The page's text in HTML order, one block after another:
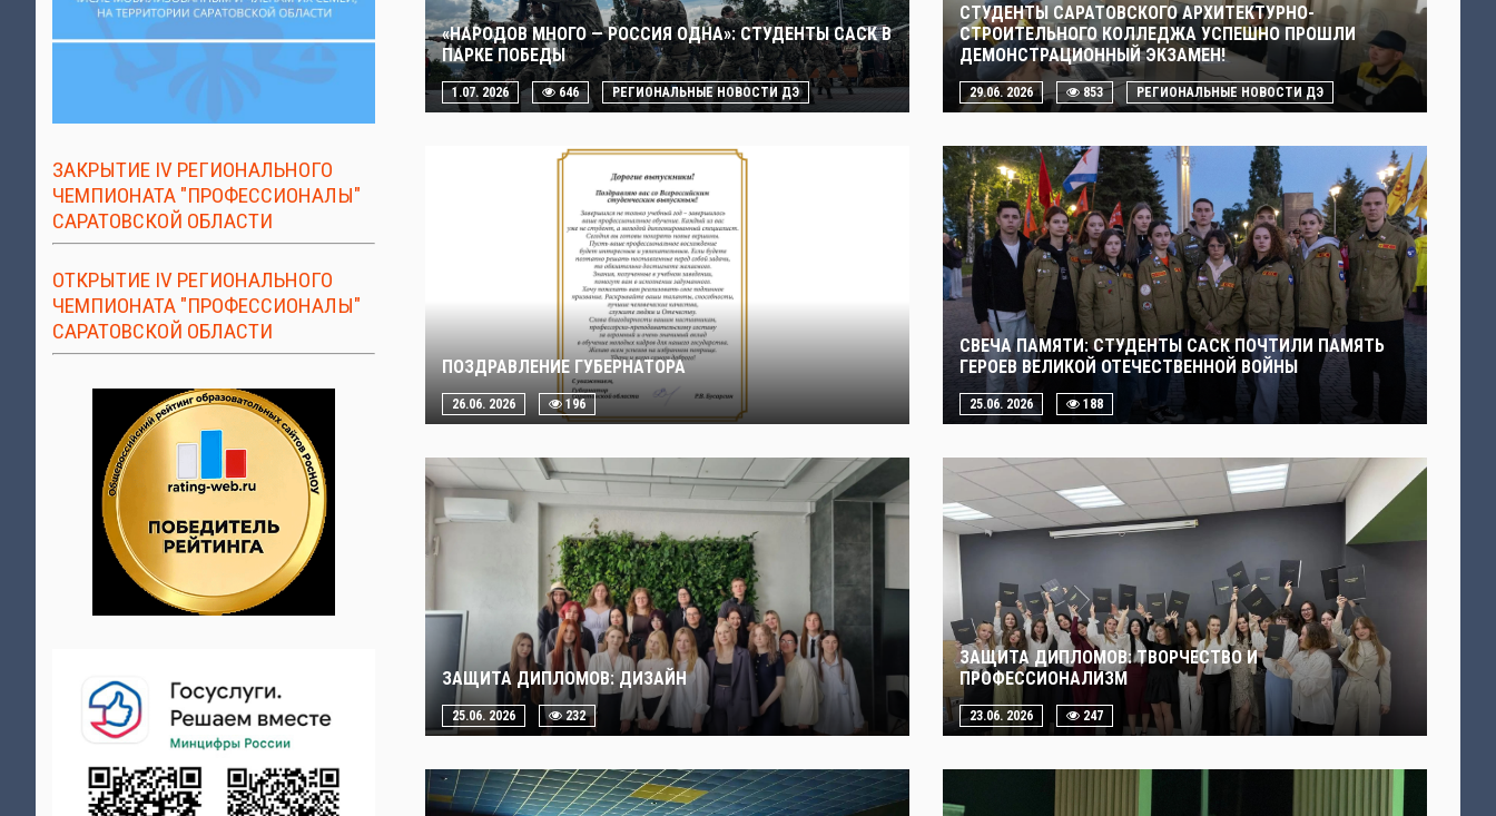
ЗАКРЫТИЕ IV РЕГИОНАЛЬНОГО
ЧЕМПИОНАТА "ПРОФЕССИОНАЛЫ"
САРАТОВСКОЙ ОБЛАСТИ
ОТКРЫТИЕ IV РЕГИОНАЛЬНОГО
ЧЕМПИОНАТА "ПРОФЕССИОНАЛЫ"
САРАТОВСКОЙ ОБЛАСТИ
«НАРОДОВ МНОГО — РОССИЯ ОДНА»: СТУДЕНТЫ САСК В
ПАРКЕ ПОБЕДЫ
1.07. 2026 646 РЕГИОНАЛЬНЫЕ НОВОСТИ ДЭ
СТУДЕНТЫ САРАТОВСКОГО АРХИТЕКТУРНО-
СТРОИТЕЛЬНОГО КОЛЛЕДЖА УСПЕШНО ПРОШЛИ
ДЕМОНСТРАЦИОННЫЙ ЭКЗАМЕН!
29.06. 2026 853 РЕГИОНАЛЬНЫЕ НОВОСТИ ДЭ
ПОЗДРАВЛЕНИЕ ГУБЕРНАТОРА
26.06. 2026 196
СВЕЧА ПАМЯТИ: СТУДЕНТЫ САСК ПОЧТИЛИ ПАМЯТЬ
ГЕРОЕВ ВЕЛИКОЙ ОТЕЧЕСТВЕННОЙ ВОЙНЫ
25.06. 2026 188
ЗАЩИТА ДИПЛОМОВ: ДИЗАЙН
25.06. 2026 232
ЗАЩИТА ДИПЛОМОВ: ТВОРЧЕСТВО И
ПРОФЕССИОНАЛИЗМ
23.06. 2026 247